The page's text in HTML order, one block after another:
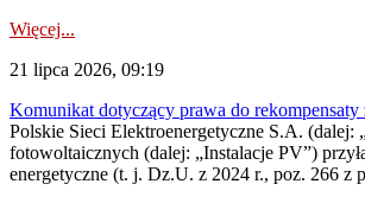
Więcej...
21 lipca 2026, 09:19
Komunikat dotyczący prawa do
Polskie Sieci Elektroenergetyczne S.A. (dalej:
fotowoltaicznych (dalej: „Instalacje PV”)
energetyczne (t. j. Dz.U. z 2024 r., poz. 266 z